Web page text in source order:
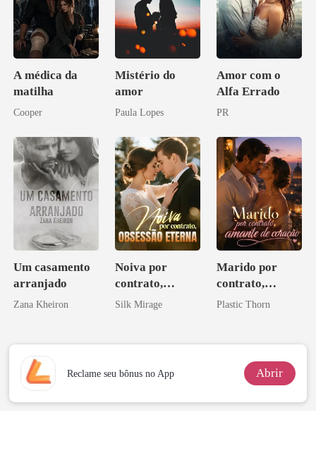
A médica da
matilha
Cooper
Mistério do
amor
Paula Lopes
Amor com o
Alfa Errado
PR
Um casamento
arranjado
Zana Kheiron
Noiva por
contrato,
obsessão eterna
Silk Mirage
Marido por
contrato,
amante de
Plastic Thorn
Reclame seu bônus no App Abrir